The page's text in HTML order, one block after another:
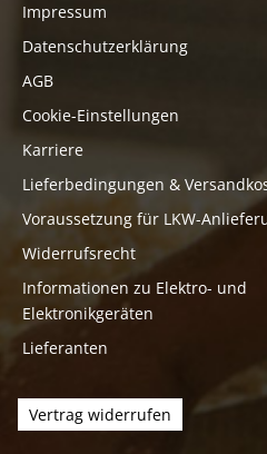
Impressum
Datenschutzerklärung
AGB
Cookie-Einstellungen
Karriere
Lieferbedingungen &
Voraussetzung für LKW-
Widerrufsrecht
Informationen zu Elektro- und
Elektronikgeräten
Lieferanten
Vertrag widerrufen